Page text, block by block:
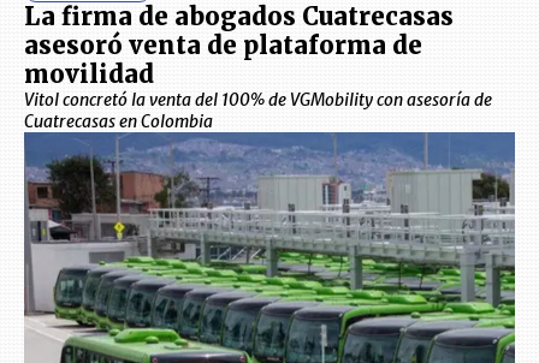
La firma de abogados Cuatrecasas
asesoró venta de plataforma de
movilidad
Vitol concretó la venta del 100% de VGMobility con asesoría de
Cuatrecasas en Colombia